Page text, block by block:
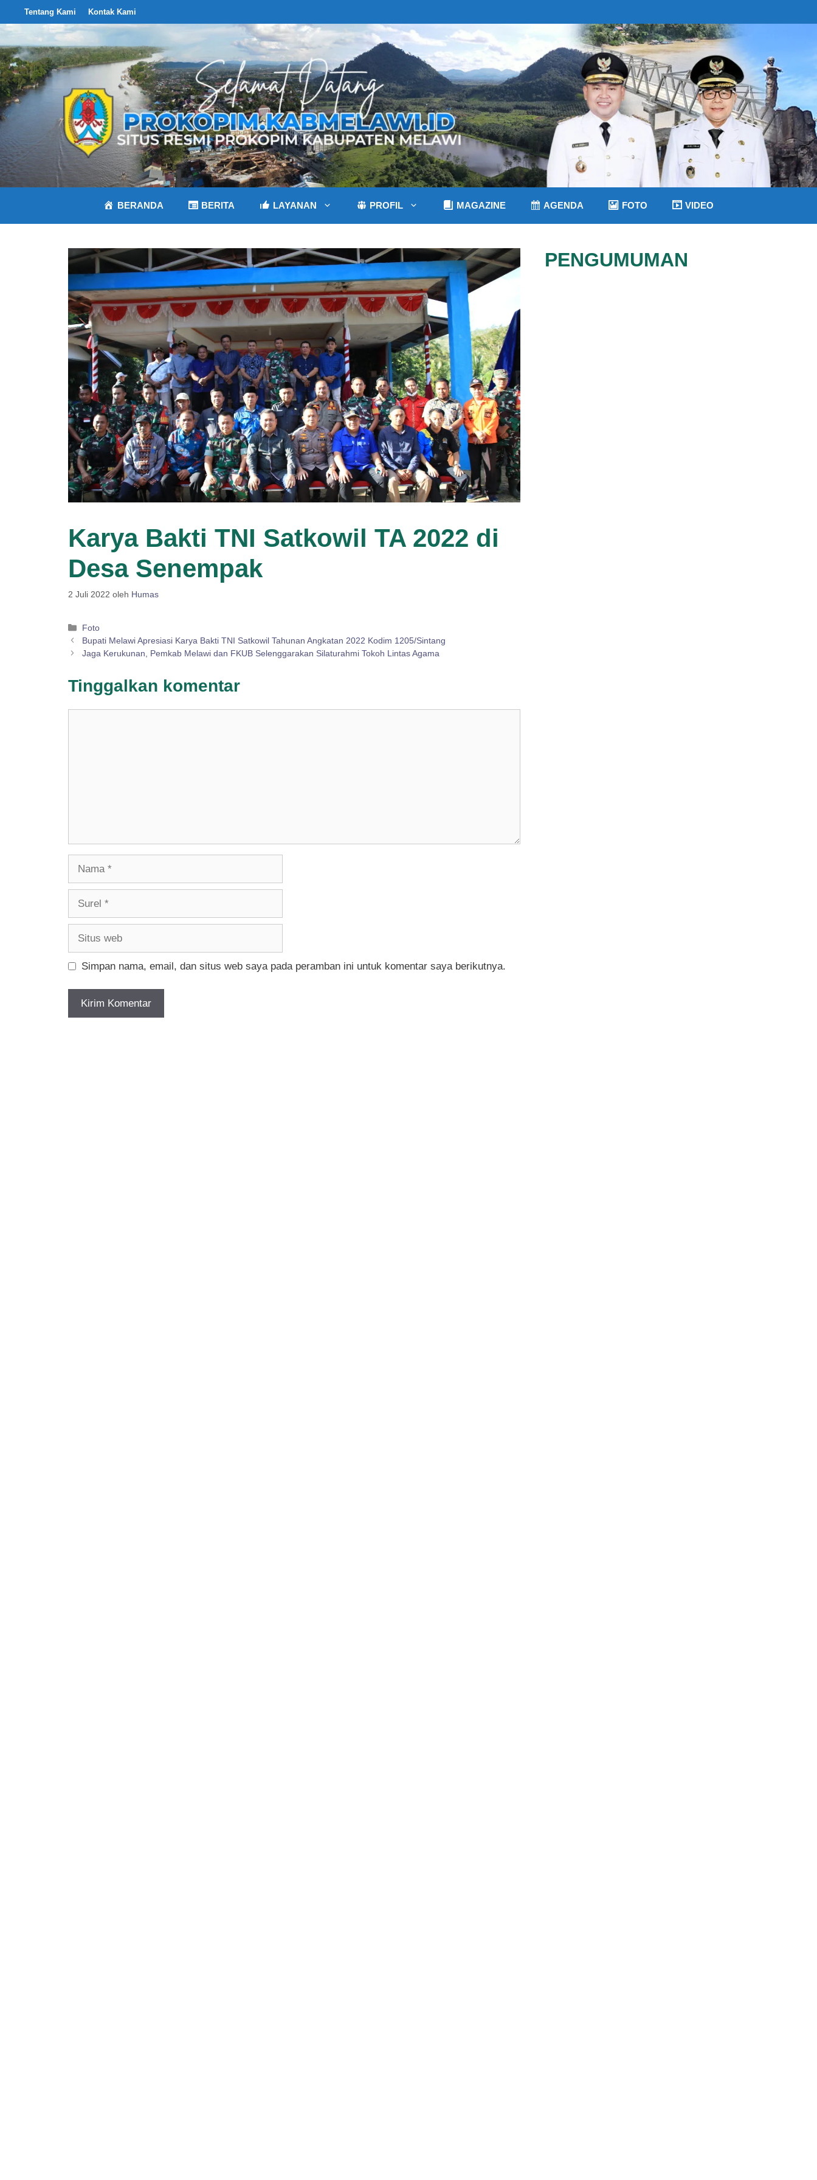
Langsung
ke
Tentang Kami Kontak Kami
BERANDA BERITA LAYANAN PROFIL MAGAZINE AGENDA FOTO VIDEO
Karya Bakti TNI Satkowil TA 2022 di
Desa Senempak
2 Juli 2022 oleh Humas
Kategori
Foto
Bupati Melawi Apresiasi Karya Bakti TNI Satkowil Tahunan Angkatan 2022 Kodim 1205/Sintang
Jaga Kerukunan, Pemkab Melawi dan FKUB Selenggarakan Silaturahmi Tokoh Lintas Agama
Tinggalkan komentar
Simpan nama, email, dan situs web saya pada peramban ini untuk komentar saya berikutnya.
PENGUMUMAN